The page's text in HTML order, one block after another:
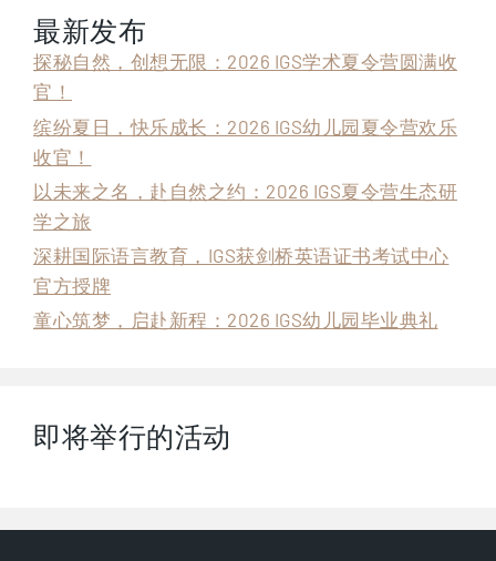
最新发布
探秘自然，创想无限：2026 IGS学术夏令营圆满收
官！
缤纷夏日，快乐成长：2026 IGS幼儿园夏令营欢乐
收官！
以未来之名，赴自然之约：2026 IGS夏令营生态研
学之旅
深耕国际语言教育，IGS获剑桥英语证书考试中心
官方授牌
童心筑梦，启赴新程：2026 IGS幼儿园毕业典礼
即将举行的活动